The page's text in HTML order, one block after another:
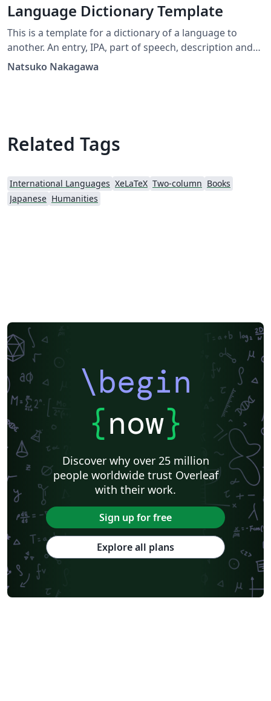
Language Dictionary Template
This is a template for a dictionary of a language to
another. An entry, IPA, part of speech, description and
example sentences are shown in a command.
Natsuko Nakagawa
Related Tags
International Languages XeLaTeX Two-column Books
Japanese Humanities
\begin
{now}
Discover why over 25 million
people worldwide trust Overleaf
with their work.
Sign up for free
Explore all plans